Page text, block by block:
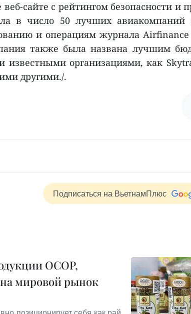
сайте с рейтингом безопасности и
в число 50 лучших
и операциям журнала
также была названа лучшим
известными организациями, как
другими./.
Подписаться на ВьетнамПлюс
OCOP,
мировой рынок